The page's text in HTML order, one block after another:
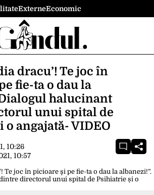
ExterneEconomic
dracu’! Te joc în
fie-ta o dau la
halucinant
unui spital de
o angajată- VIDEO
10:26
10:57